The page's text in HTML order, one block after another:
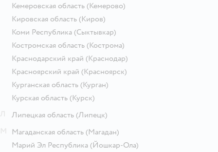
Кемеровская область (Кемерово)
Кировская область (Киров)
Коми Республика (Сыктывкар)
Костромская область (Кострома)
Краснодарский край (Краснодар)
Красноярский край (Красноярск)
Курганская область (Курган)
Курская область (Курск)
Липецкая область (Липецк)
Магаданская область (Магадан)
Марий Эл Республика (Йошкар-Ола)